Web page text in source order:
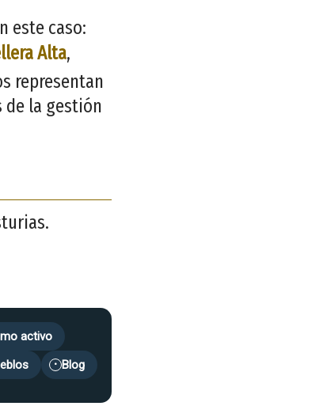
este caso:
Alta,
representan
de la gestión
activo
• Blog